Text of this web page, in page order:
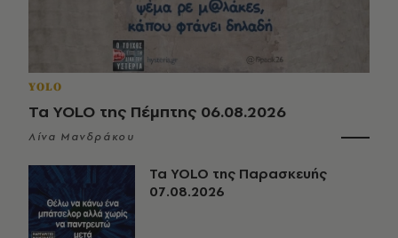
YOLO
Τα YOLO της Πέμπτης 06.08.2026
Λίνα Μανδράκου
Τα YOLO της Παρασκευής
07.08.2026